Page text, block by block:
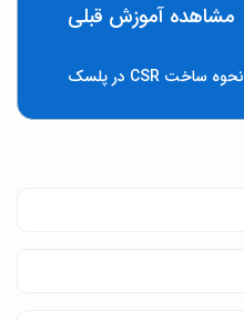
مشاهده آموزش قبلی
نحوه ساخت CSR در پلسک